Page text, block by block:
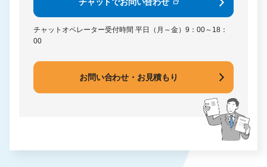
チャットオペレーター受付時間 平日（月～金）9：00～18：
00
お問い合わせ・お見積もり